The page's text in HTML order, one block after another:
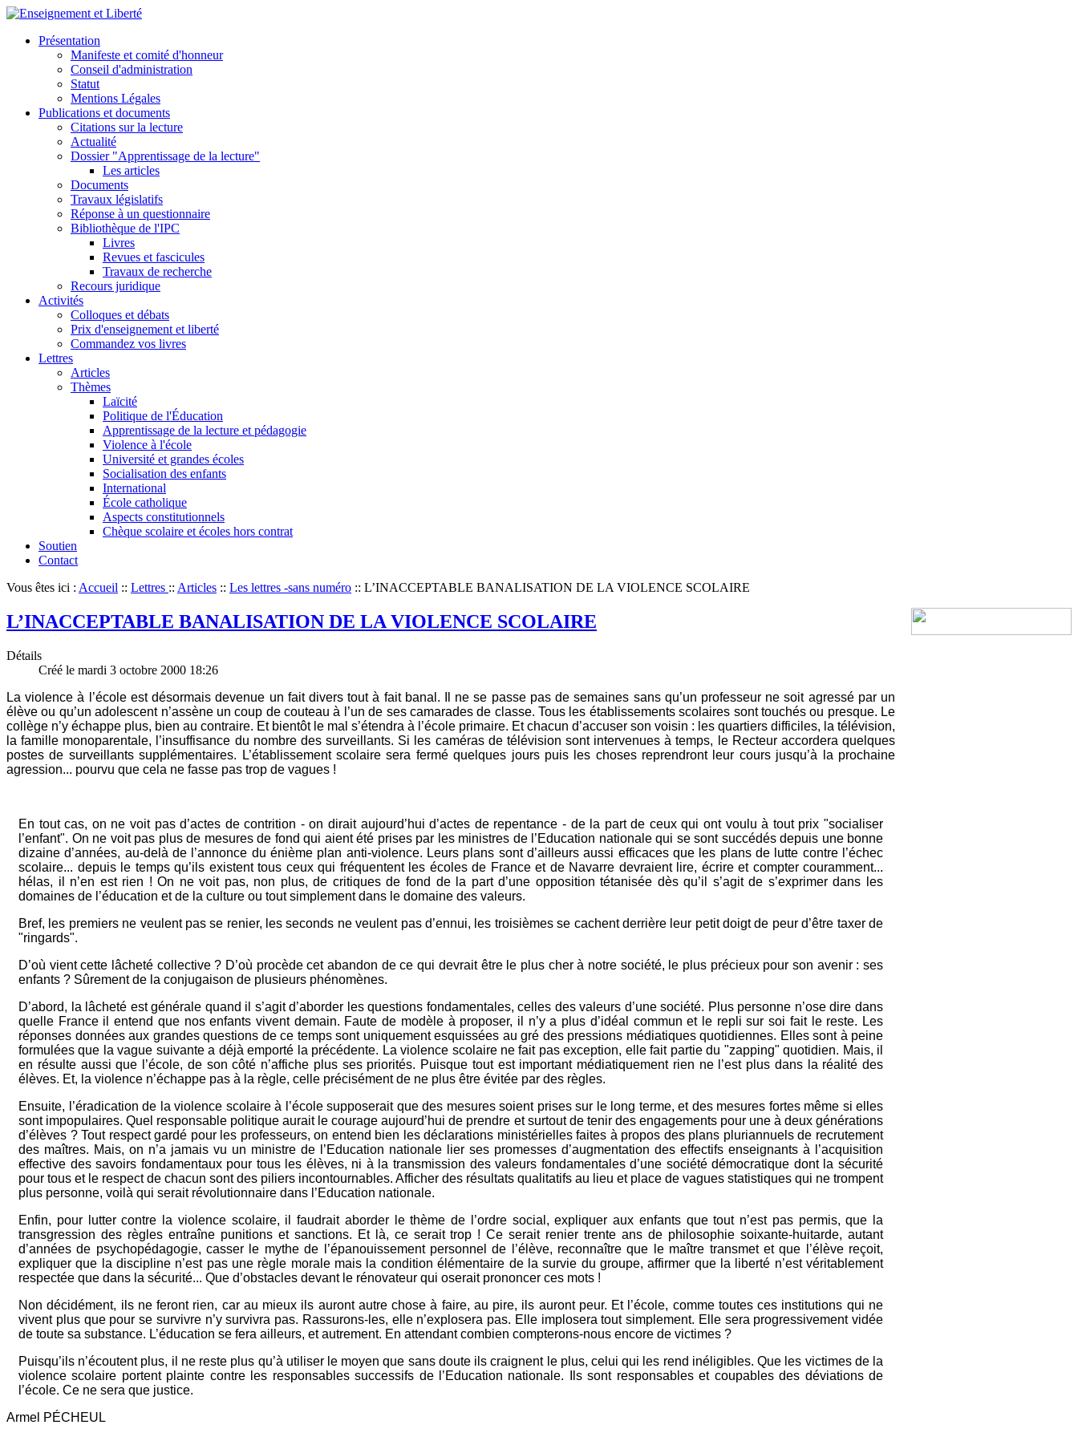
Présentation
Manifeste et comité d'honneur
Conseil d'administration
Statut
Mentions Légales
Publications et documents
Citations sur la lecture
Actualité
Dossier "Apprentissage de la lecture"
Les articles
Documents
Travaux législatifs
Réponse à un questionnaire
Bibliothèque de l'IPC
Livres
Revues et fascicules
Travaux de recherche
Recours juridique
Activités
Colloques et débats
Prix d'enseignement et liberté
Commandez vos livres
Lettres
Articles
Thèmes
Laïcité
Politique de l'Éducation
Apprentissage de la lecture et pédagogie
Violence à l'école
Université et grandes écoles
Socialisation des enfants
International
École catholique
Aspects constitutionnels
Chèque scolaire et écoles hors contrat
Soutien
Contact
Vous êtes ici : Accueil :: Lettres :: Articles :: Les lettres -sans numéro :: L’INACCEPTABLE BANALISATION DE LA VIOLENCE SCOLAIRE
L’INACCEPTABLE BANALISATION DE LA VIOLENCE SCOLAIRE
Détails
Créé le mardi 3 octobre 2000 18:26
La violence à l’école est désormais devenue un fait divers tout à fait banal. Il ne se passe pas de semaines sans qu’un professeur ne soit agressé par un
élève ou qu’un adolescent n’assène un coup de couteau à l’un de ses camarades de classe. Tous les établissements scolaires sont touchés ou presque. Le
collège n’y échappe plus, bien au contraire. Et bientôt le mal s’étendra à l’école primaire. Et chacun d’accuser son voisin : les quartiers difficiles, la télévision,
la famille monoparentale, l’insuffisance du nombre des surveillants. Si les caméras de télévision sont intervenues à temps, le Recteur accordera quelques
postes de surveillants supplémentaires. L’établissement scolaire sera fermé quelques jours puis les choses reprendront leur cours jusqu’à la prochaine
agression... pourvu que cela ne fasse pas trop de vagues !
En tout cas, on ne voit pas d’actes de contrition - on dirait aujourd’hui d’actes de repentance - de la part de ceux qui ont voulu à tout prix "socialiser
l’enfant". On ne voit pas plus de mesures de fond qui aient été prises par les ministres de l’Education nationale qui se sont succédés depuis une bonne
dizaine d’années, au-delà de l’annonce du énième plan anti-violence. Leurs plans sont d’ailleurs aussi efficaces que les plans de lutte contre l’échec
scolaire... depuis le temps qu’ils existent tous ceux qui fréquentent les écoles de France et de Navarre devraient lire, écrire et compter couramment...
hélas, il n’en est rien ! On ne voit pas, non plus, de critiques de fond de la part d’une opposition tétanisée dès qu’il s’agit de s’exprimer dans les
domaines de l’éducation et de la culture ou tout simplement dans le domaine des valeurs.
Bref, les premiers ne veulent pas se renier, les seconds ne veulent pas d’ennui, les troisièmes se cachent derrière leur petit doigt de peur d’être taxer de
"ringards".
D’où vient cette lâcheté collective ? D’où procède cet abandon de ce qui devrait être le plus cher à notre société, le plus précieux pour son avenir : ses
enfants ? Sûrement de la conjugaison de plusieurs phénomènes.
D’abord, la lâcheté est générale quand il s’agit d’aborder les questions fondamentales, celles des valeurs d’une société. Plus personne n’ose dire dans
quelle France il entend que nos enfants vivent demain. Faute de modèle à proposer, il n’y a plus d’idéal commun et le repli sur soi fait le reste. Les
réponses données aux grandes questions de ce temps sont uniquement esquissées au gré des pressions médiatiques quotidiennes. Elles sont à peine
formulées que la vague suivante a déjà emporté la précédente. La violence scolaire ne fait pas exception, elle fait partie du "zapping" quotidien. Mais, il
en résulte aussi que l’école, de son côté n’affiche plus ses priorités. Puisque tout est important médiatiquement rien ne l’est plus dans la réalité des
élèves. Et, la violence n’échappe pas à la règle, celle précisément de ne plus être évitée par des règles.
Ensuite, l’éradication de la violence scolaire à l’école supposerait que des mesures soient prises sur le long terme, et des mesures fortes même si elles
sont impopulaires. Quel responsable politique aurait le courage aujourd’hui de prendre et surtout de tenir des engagements pour une à deux générations
d’élèves ? Tout respect gardé pour les professeurs, on entend bien les déclarations ministérielles faites à propos des plans pluriannuels de recrutement
des maîtres. Mais, on n’a jamais vu un ministre de l’Education nationale lier ses promesses d’augmentation des effectifs enseignants à l’acquisition
effective des savoirs fondamentaux pour tous les élèves, ni à la transmission des valeurs fondamentales d’une société démocratique dont la sécurité
pour tous et le respect de chacun sont des piliers incontournables. Afficher des résultats qualitatifs au lieu et place de vagues statistiques qui ne trompent
plus personne, voilà qui serait révolutionnaire dans l’Education nationale.
Enfin, pour lutter contre la violence scolaire, il faudrait aborder le thème de l’ordre social, expliquer aux enfants que tout n’est pas permis, que la
transgression des règles entraîne punitions et sanctions. Et là, ce serait trop ! Ce serait renier trente ans de philosophie soixante-huitarde, autant
d’années de psychopédagogie, casser le mythe de l’épanouissement personnel de l’élève, reconnaître que le maître transmet et que l’élève reçoit,
expliquer que la discipline n’est pas une règle morale mais la condition élémentaire de la survie du groupe, affirmer que la liberté n’est véritablement
respectée que dans la sécurité... Que d’obstacles devant le rénovateur qui oserait prononcer ces mots !
Non décidément, ils ne feront rien, car au mieux ils auront autre chose à faire, au pire, ils auront peur. Et l’école, comme toutes ces institutions qui ne
vivent plus que pour se survivre n’y survivra pas. Rassurons-les, elle n’explosera pas. Elle implosera tout simplement. Elle sera progressivement vidée
de toute sa substance. L’éducation se fera ailleurs, et autrement. En attendant combien compterons-nous encore de victimes ?
Puisqu’ils n’écoutent plus, il ne reste plus qu’à utiliser le moyen que sans doute ils craignent le plus, celui qui les rend inéligibles. Que les victimes de la
violence scolaire portent plainte contre les responsables successifs de l’Education nationale. Ils sont responsables et coupables des déviations de
l’école. Ce ne sera que justice.
Armel PÉCHEUL